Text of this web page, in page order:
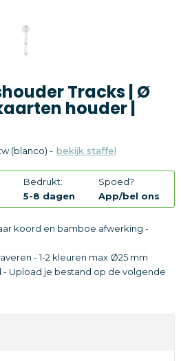
Tracks | Ø
houder |
(blanco) - bekijk staffel
Bedrukt:
5-8 dagen
Spoed?
App/bel ons
koord en bamboe afwerking -
-1-2 kleuren max Ø25 mm
- Upload je bestand op de volgende